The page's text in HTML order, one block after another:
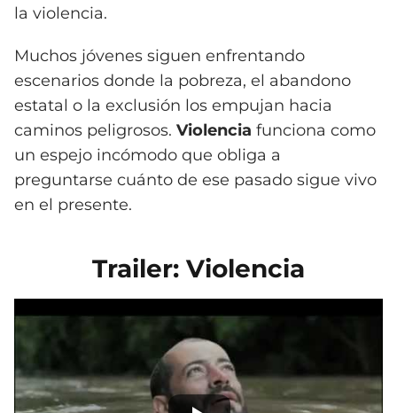
la violencia.
Muchos jóvenes siguen enfrentando
escenarios donde la pobreza, el abandono
estatal o la exclusión los empujan hacia
caminos peligrosos. Violencia funciona como
un espejo incómodo que obliga a
preguntarse cuánto de ese pasado sigue vivo
en el presente.
Trailer: Violencia